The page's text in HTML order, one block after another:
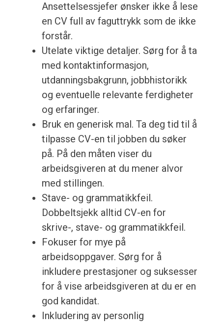
Ansettelsessjefer ønsker ikke å lese
en CV full av faguttrykk som de ikke
forstår.
Utelate viktige detaljer. Sørg for å ta
med kontaktinformasjon,
utdanningsbakgrunn, jobbhistorikk
og eventuelle relevante ferdigheter
og erfaringer.
Bruk en generisk mal. Ta deg tid til å
tilpasse CV-en til jobben du søker
på. På den måten viser du
arbeidsgiveren at du mener alvor
med stillingen.
Stave- og grammatikkfeil.
Dobbeltsjekk alltid CV-en for
skrive-, stave- og grammatikkfeil.
Fokuser for mye på
arbeidsoppgaver. Sørg for å
inkludere prestasjoner og suksesser
for å vise arbeidsgiveren at du er en
god kandidat.
Inkludering av personlig